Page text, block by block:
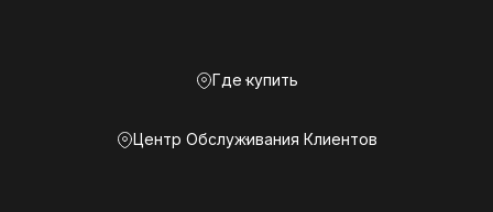
Где купить
Центр Обслуживания Клиентов